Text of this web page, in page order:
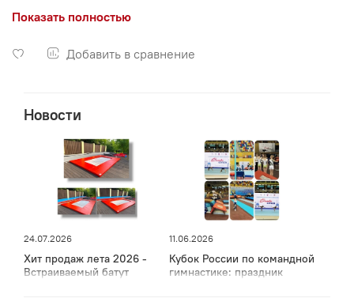
Добавить в сравнение
иглопробивного войлока - обеспечивает
изготавливаются из дорожек шириной 4м и 2м, если
соединительная лента.
Соединение дорожек осуществляется при помощи
ленты «VELKRO».
плотности. Отсутствие ожогов во время интенсивных
Показать полностью
Новости
24.07.2026
Хит продаж лета 2026 -
Встраиваемый батут
11.06.2026
Кубок России по командной
гимнастике: праздник